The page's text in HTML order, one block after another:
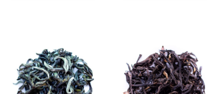
La
Boutique
variations.
Les
options
variations.
Les
options